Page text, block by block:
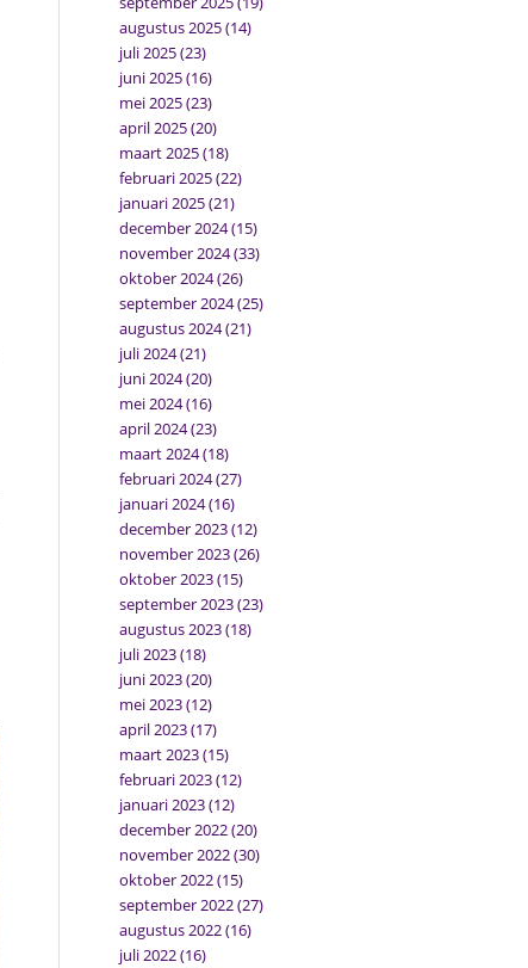
augustus 2025(14)
juli 2025(23)
juni 2025(16)
mei 2025(23)
april 2025(20)
maart 2025(18)
februari 2025(22)
januari 2025(21)
december 2024(15)
november 2024(33)
oktober 2024(26)
september 2024(25)
augustus 2024(21)
juli 2024(21)
juni 2024(20)
mei 2024(16)
april 2024(23)
maart 2024(18)
februari 2024(27)
januari 2024(16)
december 2023(12)
november 2023(26)
oktober 2023(15)
september 2023(23)
augustus 2023(18)
juli 2023(18)
juni 2023(20)
mei 2023(12)
april 2023(17)
maart 2023(15)
februari 2023(12)
januari 2023(12)
december 2022(20)
november 2022(30)
oktober 2022(15)
september 2022(27)
augustus 2022(16)
juli 2022(16)